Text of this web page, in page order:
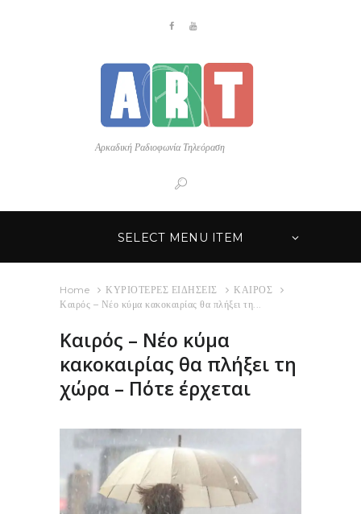
Αρκαδική Ραδιοφωνία Τηλεόραση
SELECT MENU ITEM
Home ΚΥΡΙΟΤΕΡΕΣ ΕΙΔΗΣΕΙΣ
ΚΑΙΡΟΣ
Καιρός – Νέο κύμα κακοκαιρίας θα πλήξει τη...
Καιρός – Νέο κύμα
κακοκαιρίας θα πλήξει τη
χώρα – Πότε έρχεται